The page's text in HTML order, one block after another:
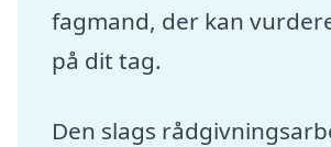
fagmand, der kan
på dit tag.
Den slags